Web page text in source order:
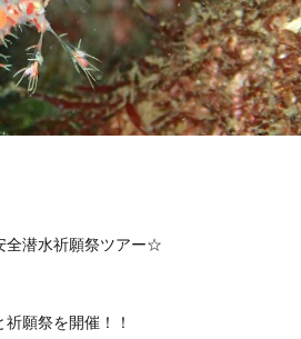
全潜水祈願祭ツアー☆
願祭を開催！！